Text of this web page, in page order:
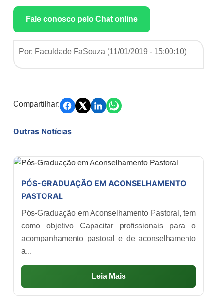
Fale conosco pelo Chat online
Por: Faculdade FaSouza (11/01/2019 - 15:00:10)
Compartilhar:
Outras Notícias
PÓS-GRADUAÇÃO EM ACONSELHAMENTO
PASTORAL
Pós-Graduação em Aconselhamento Pastoral, tem
como objetivo Capacitar profissionais para o
acompanhamento pastoral e de aconselhamento
a...
Leia Mais